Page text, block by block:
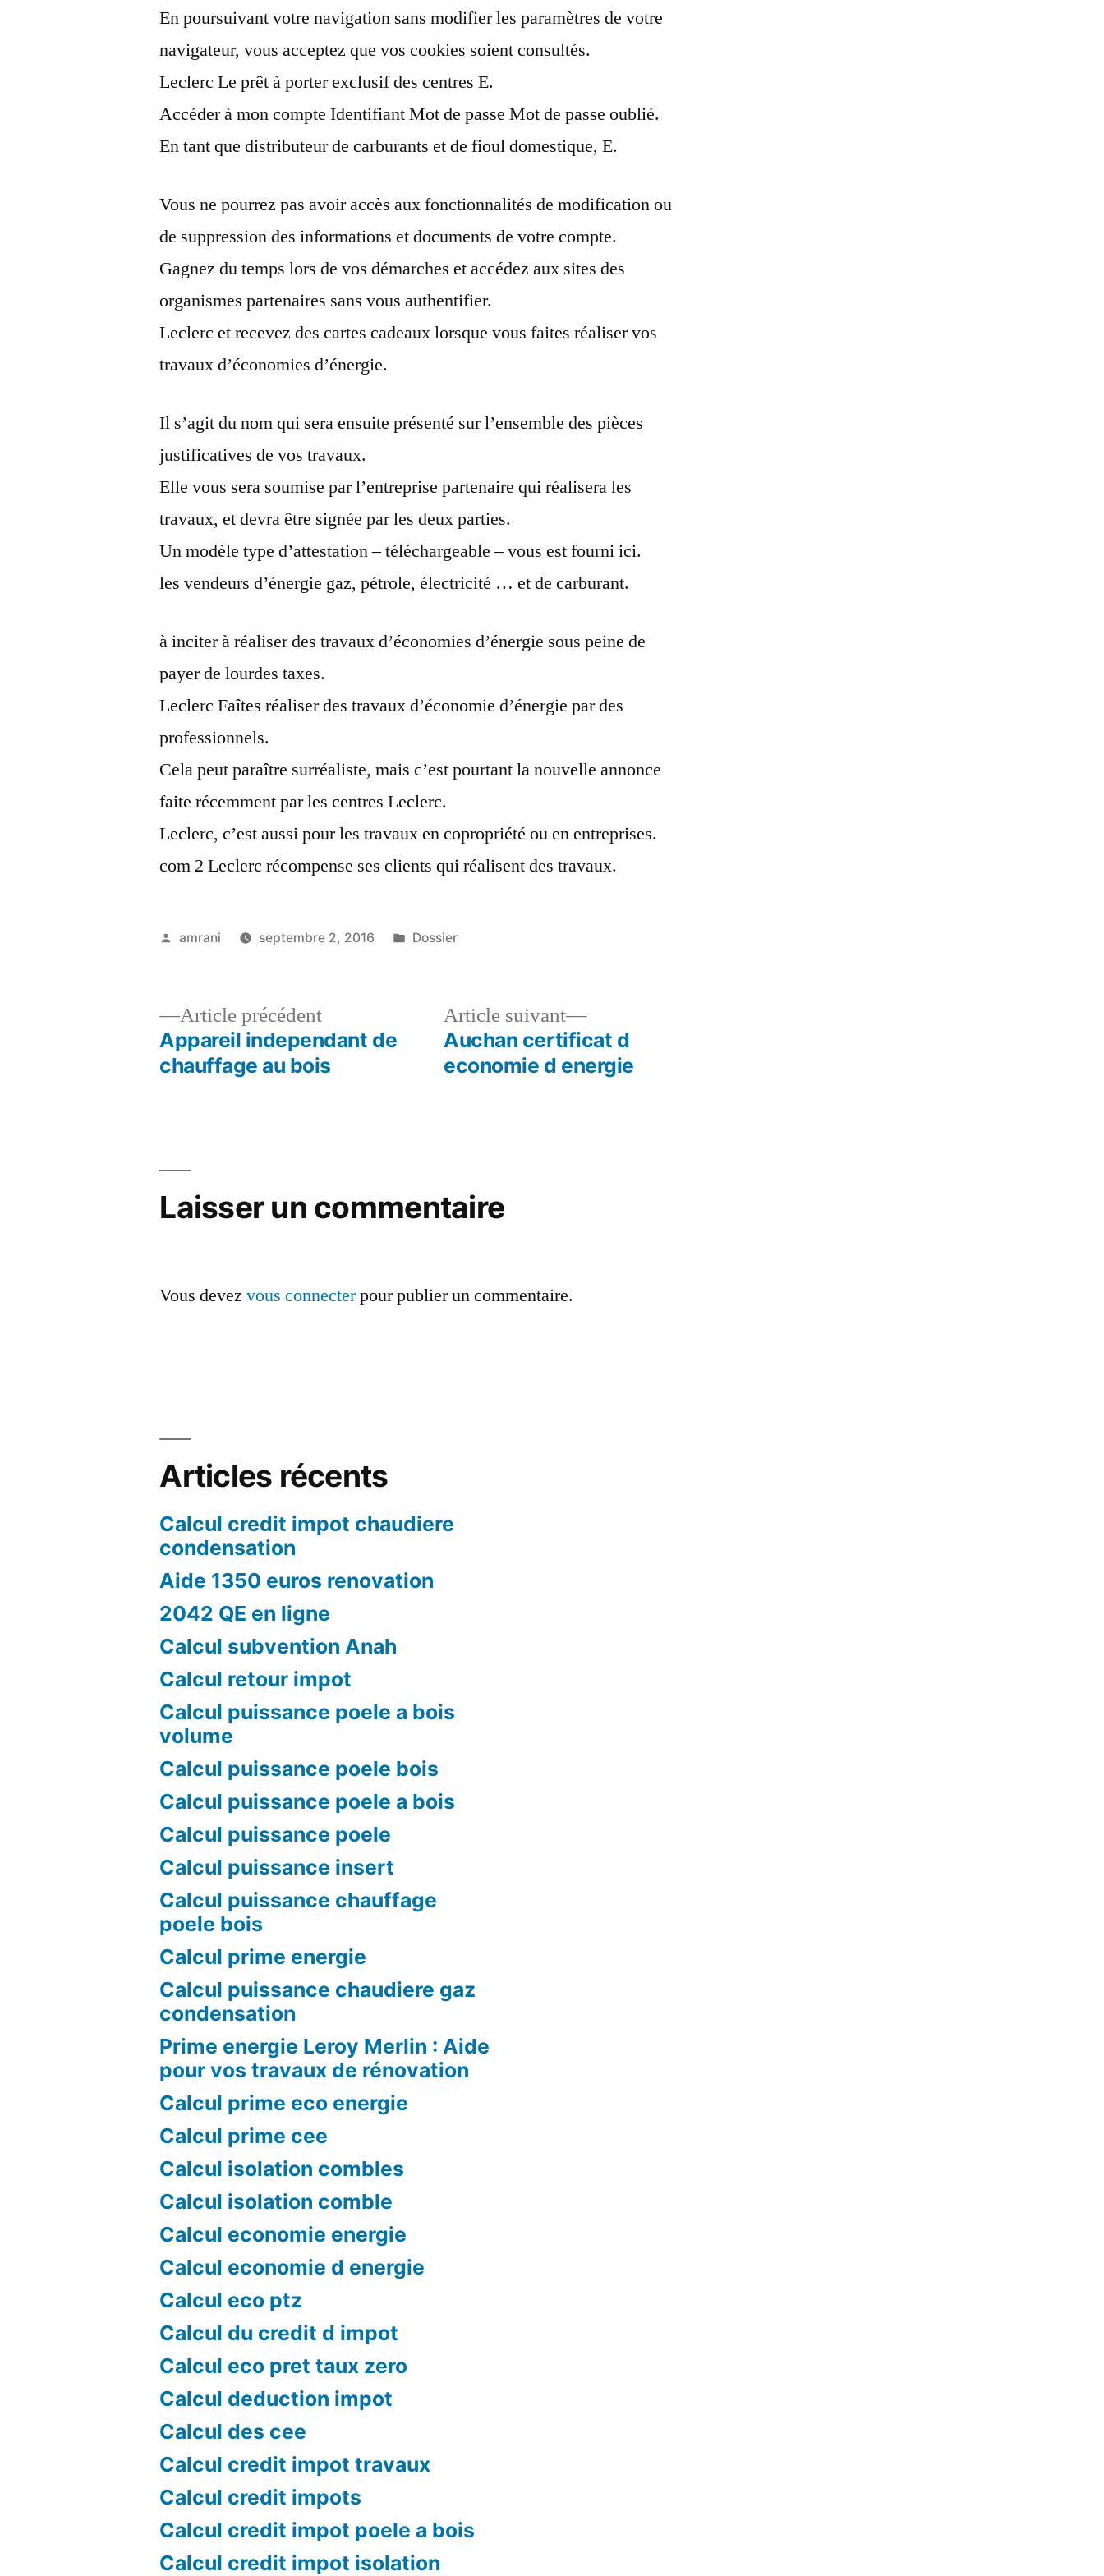
fin
travaux
En poursuivant votre navigation sans modifier les paramètres de votre
navigateur, vous acceptez que vos cookies soient consultés.
Leclerc Le prêt à porter exclusif des centres E.
Accéder à mon compte Identifiant Mot de passe Mot de passe oublié.
En tant que distributeur de carburants et de fioul domestique, E.
Vous ne pourrez pas avoir accès aux fonctionnalités de modification ou
de suppression des informations et documents de votre compte.
Gagnez du temps lors de vos démarches et accédez aux sites des
organismes partenaires sans vous authentifier.
Leclerc et recevez des cartes cadeaux lorsque vous faites réaliser vos
travaux d’économies d’énergie.
Il s’agit du nom qui sera ensuite présenté sur l’ensemble des pièces
justificatives de vos travaux.
Elle vous sera soumise par l’entreprise partenaire qui réalisera les
travaux, et devra être signée par les deux parties.
Un modèle type d’attestation – téléchargeable – vous est fourni ici.
les vendeurs d’énergie gaz, pétrole, électricité … et de carburant.
à inciter à réaliser des travaux d’économies d’énergie sous peine de
payer de lourdes taxes.
Leclerc Faîtes réaliser des travaux d’économie d’énergie par des
professionnels.
Cela peut paraître surréaliste, mais c’est pourtant la nouvelle annonce
faite récemment par les centres Leclerc.
Leclerc, c’est aussi pour les travaux en copropriété ou en entreprises.
com 2 Leclerc récompense ses clients qui réalisent des travaux.
Publié
amrani septembre 2, 2016
Publié
Dossier
Navigation
Article précédentArticle
précédent :
Appareil independant de
chauffage au bois
Article suivant
Article
suivant :
Auchan certificat d
economie d energie
Laisser un commentaire
Vous devezvous connecterpour publier un commentaire.
Articles récents
Calcul credit impot chaudiere
condensation
Aide 1350 euros renovation
2042 QE en ligne
Calcul subvention Anah
Calcul retour impot
Calcul puissance poele a bois
volume
Calcul puissance poele bois
Calcul puissance poele a bois
Calcul puissance poele
Calcul puissance insert
Calcul puissance chauffage
poele bois
Calcul prime energie
Calcul puissance chaudiere gaz
condensation
Prime energie Leroy Merlin : Aide
pour vos travaux de rénovation
Calcul prime eco energie
Calcul prime cee
Calcul isolation combles
Calcul isolation comble
Calcul economie energie
Calcul economie d energie
Calcul eco ptz
Calcul du credit d impot
Calcul eco pret taux zero
Calcul deduction impot
Calcul des cee
Calcul credit impot travaux
Calcul credit impots
Calcul credit impot poele a bois
Calcul credit impot isolation